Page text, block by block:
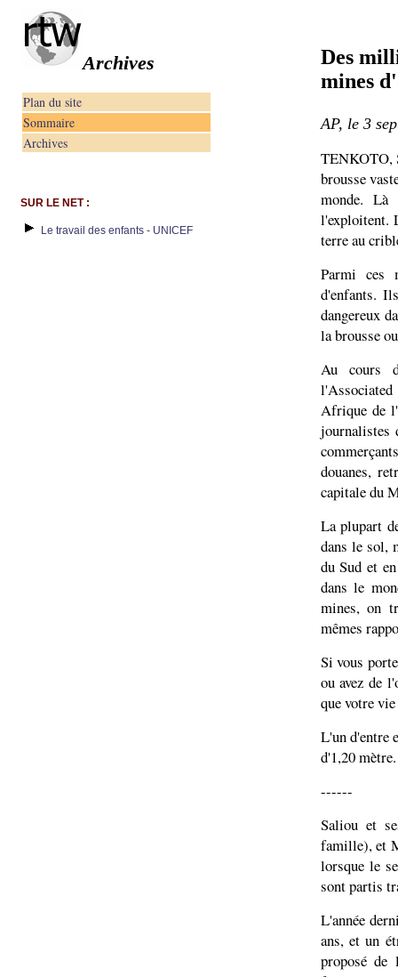
Archives
Plan du site
Sommaire
Archives
SUR LE NET :
Le travail des enfants - UNICEF
Des
mines
AP, le 3
TENKOTO,
brousse
monde.
l'exploitent.
terre au
Parmi ces
d'enfants.
dangereux
la brousse
Au cours
Afrique de
journalistes
douanes,
capitale du
La plupart
dans le sol,
du Sud et
dans le
mines, on
mêmes
Si vous
ou avez de
que votre
L'un d'entre
d'1,20 mètre.
------
Saliou et
famille), et
lorsque le
sont partis
L'année
ans, et un
proposé